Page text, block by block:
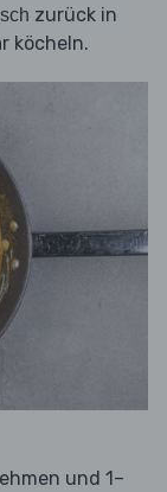
zurück in
köcheln.
und 1–